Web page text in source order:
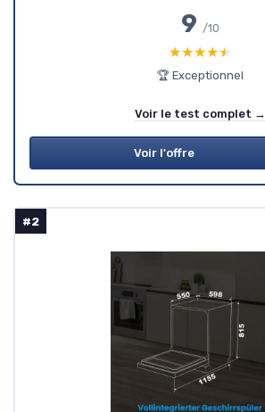
9 /10
★★★★★
★★★★★
🏆 Exceptionnel
Voir le test complet →
Voir l'offre
#2